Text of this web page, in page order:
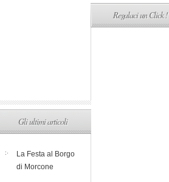
Gli ultimi articoli
La Festa al Borgo
di Morcone
Regalaci un Click !